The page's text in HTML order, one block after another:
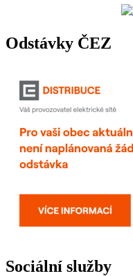
Odstávky ČEZ
Sociální služby